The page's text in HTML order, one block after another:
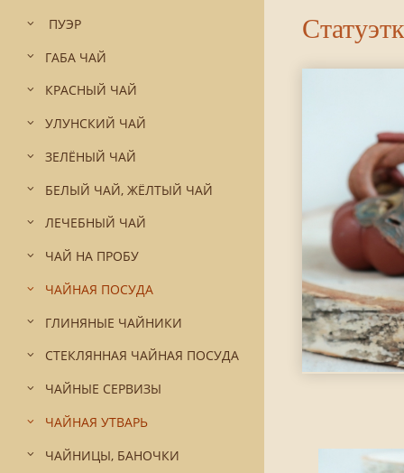
ПУЭР
ГАБА ЧАЙ
КРАСНЫЙ ЧАЙ
УЛУНСКИЙ ЧАЙ
ЗЕЛЁНЫЙ ЧАЙ
БЕЛЫЙ ЧАЙ, ЖЁЛТЫЙ ЧАЙ
ЛЕЧЕБНЫЙ ЧАЙ
ЧАЙ НА ПРОБУ
ЧАЙНАЯ ПОСУДА
ГЛИНЯНЫЕ ЧАЙНИКИ
СТЕКЛЯННАЯ ЧАЙНАЯ ПОСУДА
ЧАЙНЫЕ СЕРВИЗЫ
ЧАЙНАЯ УТВАРЬ
ЧАЙНИЦЫ, БАНОЧКИ